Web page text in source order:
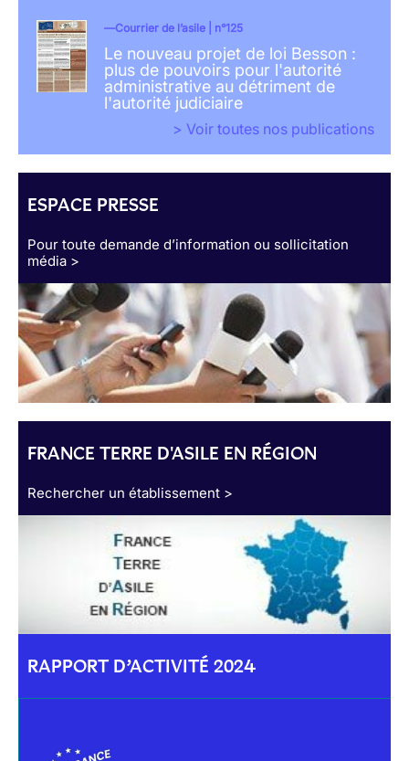
Courrier de l’asile | n°125
Le nouveau projet de loi Besson :
plus de pouvoirs pour l'autorité
administrative au détriment de
l'autorité judiciaire
> Voir toutes nos publications
ESPACE PRESSE
Pour toute demande d’information ou sollicitation
média >
FRANCE TERRE D'ASILE EN RÉGION
Rechercher un établissement >
RAPPORT D’ACTIVITÉ 2024